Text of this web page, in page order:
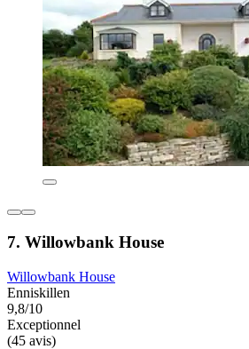
7. Willowbank House
Willowbank House
Enniskillen
9,8/10
Exceptionnel
(45 avis)